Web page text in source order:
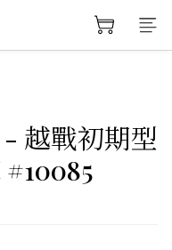
- 越戰初期型